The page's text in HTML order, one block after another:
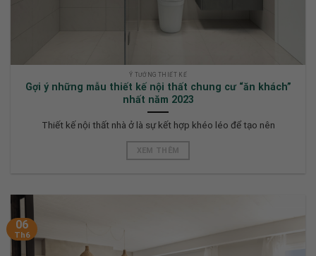
Ý TƯỞNG THIẾT KẾ
Gợi ý những mẫu thiết kế nội thất chung cư “ăn khách”
nhất năm 2023
Thiết kế nội thất nhà ở là sự kết hợp khéo léo để tạo nên
XEM THÊM
06
Th6